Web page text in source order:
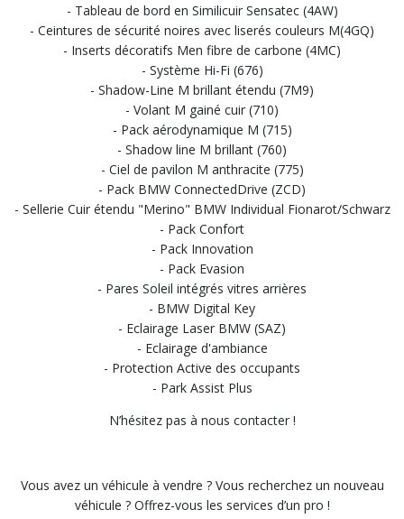
- Tableau de bord en Similicuir Sensatec (4AW)
- Ceintures de sécurité noires avec liserés couleurs M(4GQ)
- Inserts décoratifs Men fibre de carbone (4MC)
- Système Hi-Fi (676)
- Shadow-Line M brillant étendu (7M9)
- Volant M gainé cuir (710)
- Pack aérodynamique M (715)
- Shadow line M brillant (760)
- Ciel de pavilon M anthracite (775)
- Pack BMW ConnectedDrive (ZCD)
- Sellerie Cuir étendu "Merino" BMW Individual Fionarot/Schwarz
- Pack Confort
- Pack Innovation
- Pack Evasion
- Pares Soleil intégrés vitres arrières
- BMW Digital Key
- Eclairage Laser BMW (SAZ)
- Eclairage d'ambiance
- Protection Active des occupants
- Park Assist Plus
N’hésitez pas à nous contacter !
Vous avez un véhicule à vendre ? Vous recherchez un nouveau
véhicule ? Offrez-vous les services d’un pro !